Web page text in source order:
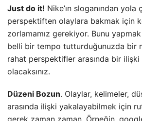
Just do it! Nike’ın sloganından yola
perspektiften olaylara bakmak için
zorlamamız gerekiyor. Bunu
belli bir tempo tutturduğunuzda bir
rahat perspektifler arasında bir
olacaksınız.
Düzeni Bozun. Olaylar, kelimeler,
arasında ilişki yakalayabilmek için
gerek zaman zaman. Örneğin,